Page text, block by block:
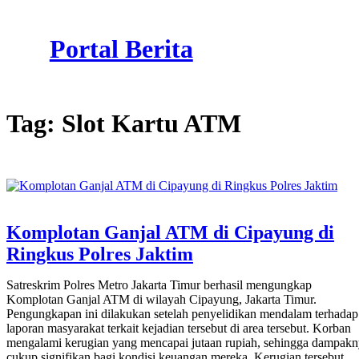
Portal Berita
Tag: Slot Kartu ATM
Komplotan Ganjal ATM di Cipayung di
Ringkus Polres Jaktim
Satreskrim Polres Metro Jakarta Timur berhasil mengungkap
Komplotan Ganjal ATM di wilayah Cipayung, Jakarta Timur.
Pengungkapan ini dilakukan setelah penyelidikan mendalam terhadap
laporan masyarakat terkait kejadian tersebut di area tersebut. Korban
mengalami kerugian yang mencapai jutaan rupiah, sehingga